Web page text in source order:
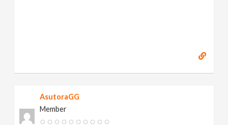
AsutoraGG
Member